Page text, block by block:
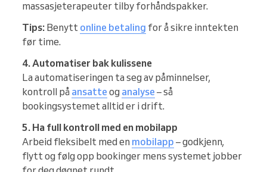
massasjeterapeuter tilby forhåndspakker.
Tips: Benytt online betaling for å sikre inntekten
før time.
4. Automatiser bak kulissene
La automatiseringen ta seg av påminnelser,
kontroll på ansatte og analyse – så
bookingsystemet alltid er i drift.
5. Ha full kontroll med en mobilapp
Arbeid fleksibelt med en mobilapp – godkjenn,
flytt og følg opp bookinger mens systemet jobber